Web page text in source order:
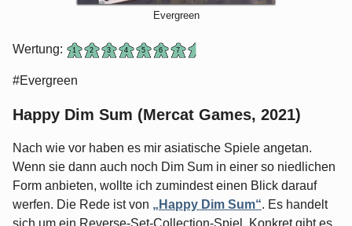
Evergreen
Wertung:
#Evergreen
Happy Dim Sum (Mercat Games, 2021)
Nach wie vor haben es mir asiatische Spiele angetan.
Wenn sie dann auch noch Dim Sum in einer so niedlichen
Form anbieten, wollte ich zumindest einen Blick darauf
werfen. Die Rede ist von „Happy Dim Sum“. Es handelt